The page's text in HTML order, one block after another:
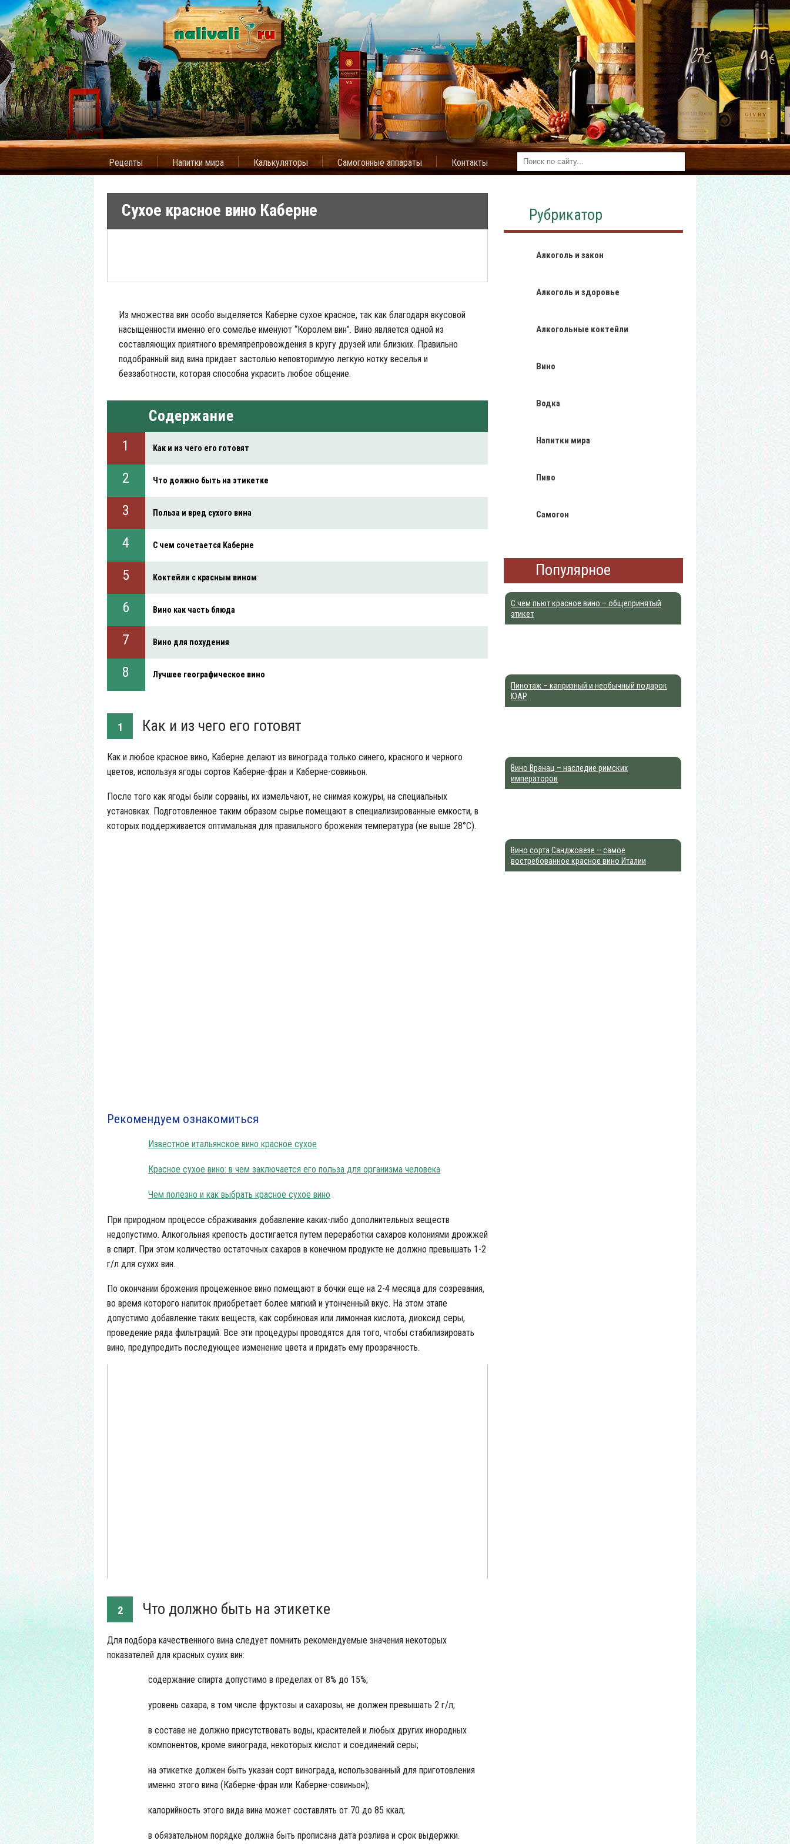
Рецепты Напитки мира Калькуляторы Самогонные аппараты Контакты
Сухое красное вино Каберне
Из множества вин особо выделяется Каберне сухое красное, так как благодаря вкусовой
насыщенности именно его сомелье именуют “Королем вин”. Вино является одной из
составляющих приятного времяпрепровождения в кругу друзей или близких. Правильно
подобранный вид вина придает застолью неповторимую легкую нотку веселья и
беззаботности, которая способна украсить любое общение.
Содержание
Как и из чего его готовят
Что должно быть на этикетке
Польза и вред сухого вина
С чем сочетается Каберне
Коктейли с красным вином
Вино как часть блюда
Вино для похудения
Лучшее географическое вино
1 Как и из чего его готовят
Как и любое красное вино, Каберне делают из винограда только синего, красного и черного
цветов, используя ягоды сортов Каберне-фран и Каберне-совиньон.
После того как ягоды были сорваны, их измельчают, не снимая кожуры, на специальных
установках. Подготовленное таким образом сырье помещают в специализированные емкости, в
которых поддерживается оптимальная для правильного брожения температура (не выше 28°С).
Рекомендуем ознакомиться
Известное итальянское вино красное сухое
Красное сухое вино: в чем заключается его польза для организма человека
Чем полезно и как выбрать красное сухое вино
При природном процессе сбраживания добавление каких-либо дополнительных веществ
недопустимо. Алкогольная крепость достигается путем переработки сахаров колониями дрожжей
в спирт. При этом количество остаточных сахаров в конечном продукте не должно превышать 1-2
г/л для сухих вин.
По окончании брожения процеженное вино помещают в бочки еще на 2-4 месяца для созревания,
во время которого напиток приобретает более мягкий и утонченный вкус. На этом этапе
допустимо добавление таких веществ, как сорбиновая или лимонная кислота, диоксид серы,
проведение ряда фильтраций. Все эти процедуры проводятся для того, чтобы стабилизировать
вино, предупредить последующее изменение цвета и придать ему прозрачность.
2 Что должно быть на этикетке
Для подбора качественного вина следует помнить рекомендуемые значения некоторых
показателей для красных сухих вин:
содержание спирта допустимо в пределах от 8% до 15%;
уровень сахара, в том числе фруктозы и сахарозы, не должен превышать 2 г/л;
в составе не должно присутствовать воды, красителей и любых других инородных
компонентов, кроме винограда, некоторых кислот и соединений серы;
на этикетке должен быть указан сорт винограда, использованный для приготовления
именно этого вина (Каберне-фран или Каберне-совиньон);
калорийность этого вида вина может составлять от 70 до 85 ккал;
в обязательном порядке должна быть прописана дата розлива и срок выдержки.
Рубрикатор
Алкоголь и закон
Алкоголь и здоровье
Алкогольные коктейли
Вино
Водка
Напитки мира
Пиво
Самогон
Популярное
С чем пьют красное вино – общепринятый
этикет
Пинотаж – капризный и необычный подарок
ЮАР
Вино Вранац – наследие римских
императоров
Вино сорта Санджовезе – самое
востребованное красное вино Италии